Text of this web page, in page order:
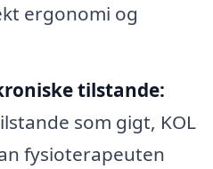
ergonomi og
tilstande:
som gigt, KOL
fysioterapeuten